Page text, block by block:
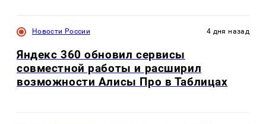
Новости России 4 дня назад
Яндекс 360 обновил сервисы
совместной работы и расширил
возможности Алисы Про в Таблицах